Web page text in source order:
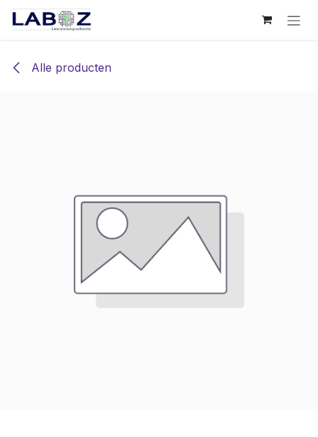
Overslaan naar inhoud
Alle producten